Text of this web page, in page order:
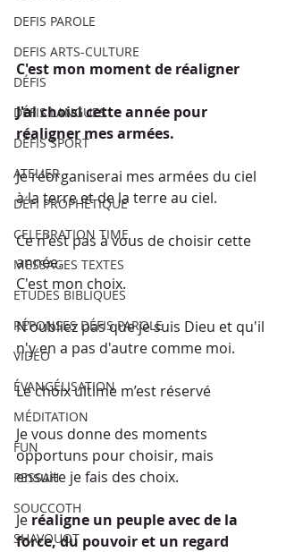
DEFIS PAROLE
DEFIS ARTS-CULTURE
DÉFIS
DÉFIS LANGUES
DÉFIS SPORT
ATELIER
DÉFI PROPHÉTIQUE
CELEBRATION TIME
MESSAGES TEXTES
ETUDES BIBLIQUES
RÉPONSES DÉFIS PAROLE
VIDÉO
ÉVANGÉLISATION
MÉDITATION
FUN
PESSAH
SOUCCOTH
SHAVOUOT
C'est mon moment de réaligner
J'ai choisi cette année pour
réaligner mes armées.
Je réorganiserai mes armées du ciel
à la terre et de la terre au ciel.
Ce n'est pas à vous de choisir cette
année.
C'est mon choix.
N'oubliez pas que je suis Dieu et qu'il
n'y en a pas d'autre comme moi.
Le choix ultime m’est réservé
Je vous donne des moments
opportuns pour choisir, mais
ensuite je fais des choix.
Je réaligne un peuple avec de la
force, du pouvoir et un regard